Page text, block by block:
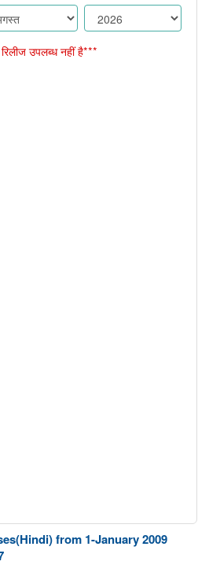
उपलब्ध नहीं है***
from 1-January 2009